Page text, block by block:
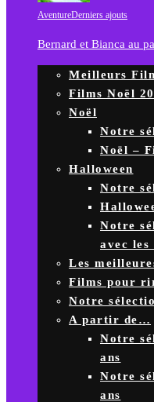
AventureDerniers ajouts
Bernard et Bianca au
Meilleurs
Films Noël
Noël
Notre
Noël –
Halloween
Notre
Notre
avec les
Les
Films pour
Notre
A partir de…
Notre
ans
Notre
ans